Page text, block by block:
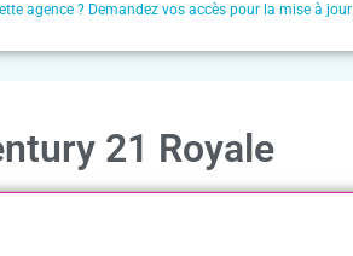
agence ? Demandez vos accès pour la mise à jour
21 Royale